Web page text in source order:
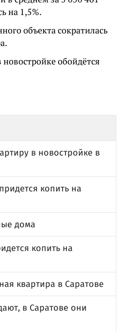
на 1,5%.
объекта сократилась
обойдётся
в новостройке в
копить на
дома
копить на
квартира в Саратове
в Саратове они